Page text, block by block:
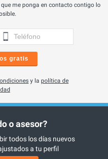
me ponga en contacto contigo lo
gratis
y la política de
o asesor?
todos los días nuevos
a tu perfil